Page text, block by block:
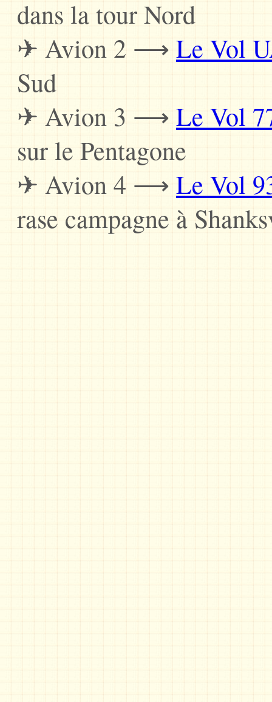
dans la tour Nord
✈ Avion 2 ⟶ Le Vol
Sud
✈ Avion 3 ⟶ Le Vol
sur le Pentagone
✈ Avion 4 ⟶ Le Vol
rase campagne à